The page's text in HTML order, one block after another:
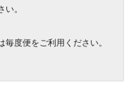
。
度便をご利用ください。